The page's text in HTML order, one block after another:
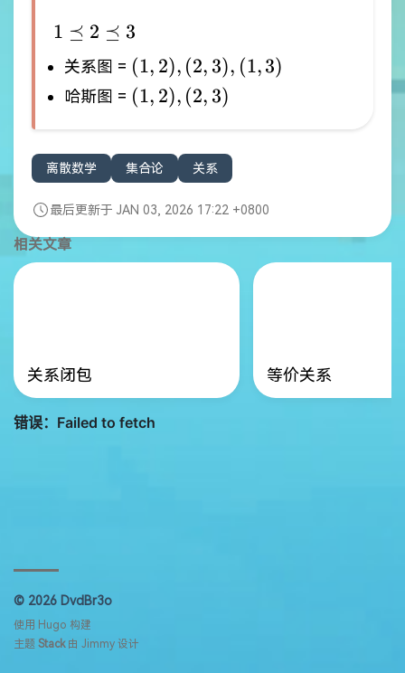
1\preceq
\preceq
1 ⪯ 2 ⪯ 3
关系图 = {(1,2),
(2,3),
(1,3)}
(1, 2), (2, 3), (1,3)
哈斯图 = {(1,2),
(1, 2), (2, 3)
离散数学 集合论 关系
最后更新于 JAN 03, 2026 17:22 +0800
相关文章
关系闭包 等价关系
© 2026 DvdBr3o
使用 Hugo 构建
主题 Stack由 Jimmy 设计